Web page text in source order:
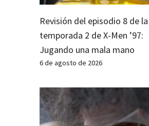
Revisión del episodio 8 de la
temporada 2 de X-Men ’97:
Jugando una mala mano
6 de agosto de 2026